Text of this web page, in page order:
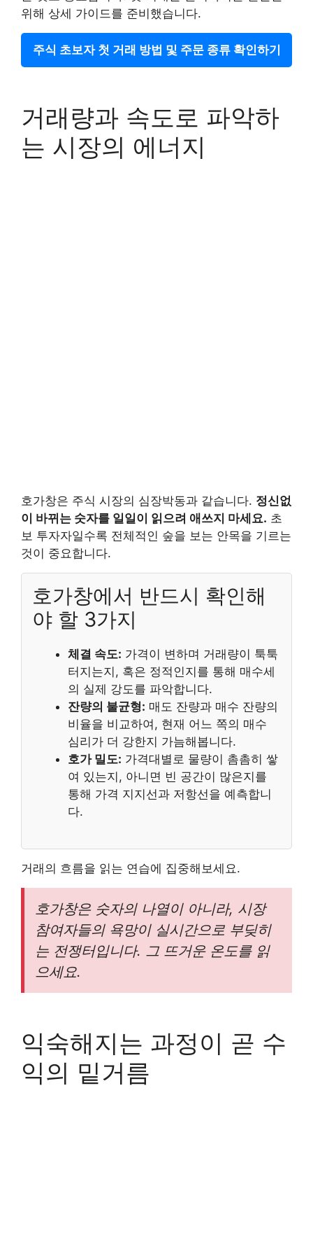
위해 상세 가이드를 준비했습니다.
주식 초보자 첫 거래 방법 및 주문 종류 확인하기
거래량과 속도로 파악하
는 시장의 에너지
호가창은 주식 시장의 심장박동과 같습니다. 정신없
이 바뀌는 숫자를 일일이 읽으려 애쓰지 마세요. 초
보 투자자일수록 전체적인 숲을 보는 안목을 기르는
것이 중요합니다.
호가창에서 반드시 확인해
야 할 3가지
체결 속도: 가격이 변하며 거래량이 툭툭
터지는지, 혹은 정적인지를 통해 매수세
의 실제 강도를 파악합니다.
잔량의 불균형: 매도 잔량과 매수 잔량의
비율을 비교하여, 현재 어느 쪽의 매수
심리가 더 강한지 가늠해봅니다.
호가 밀도: 가격대별로 물량이 촘촘히 쌓
여 있는지, 아니면 빈 공간이 많은지를
통해 가격 지지선과 저항선을 예측합니
다.
거래의 흐름을 읽는 연습에 집중해보세요.
호가창은 숫자의 나열이 아니라, 시장
참여자들의 욕망이 실시간으로 부딪히
는 전쟁터입니다. 그 뜨거운 온도를 읽
으세요.
익숙해지는 과정이 곧 수
익의 밑거름